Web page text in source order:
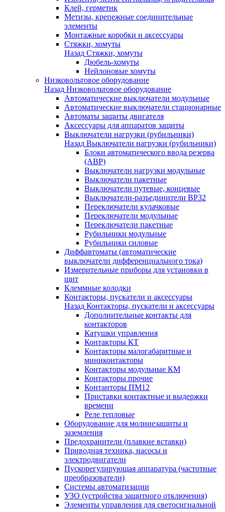
Клей, герметик
Метизы, крепежные соединительные
элементы
Монтажные коробки и аксессуары
Стяжки, хомуты
Назад Стяжки, хомуты
Дюбель-хомуты
Нейлоновые хомуты
Низковольтовое оборудование
Назад Низковольтовое оборудование
Автоматические выключатели модульные
Автоматические выключатели стационарные
Автоматы защиты двигателя
Аксессуары для аппаратов защиты
Выключатели нагрузки (рубильники)
Назад Выключатели нагрузки (рубильники)
Блоки автоматического ввода резерва
(АВР)
Выключатели нагрузки модульные
Выключатели пакетные
Выключатели путевые, концевые
Выключатели-разъединители ВР32
Переключатели кулачковые
Переключатели модульные
Переключатели пакетные
Рубильники модульные
Рубильники силовые
Диффавтоматы (автоматические
выключатели дифференциального тока)
Измерительные приборы для установки в
щит
Клеммные колодки
Контакторы, пускатели и аксессуары
Назад Контакторы, пускатели и аксессуары
Дополнительные контакты для
контакторов
Катушки управления
Контакторы КТ
Контакторы малогабаритные и
миниконтакторы
Контакторы модульные КМ
Контакторы прочие
Контанторы ПМ12
Приставки контактные и выдержки
времени
Реле тепловые
Оборудование для молниезащиты и
заземления
Предохранители (плавкие вставки)
Приводная техника, насосы и
электродвигатели
Пускорегулирующая аппаратура (частотные
преобразователи)
Системы автоматизации
УЗО (устройства защитного отключения)
Элементы управления для светосигнальной